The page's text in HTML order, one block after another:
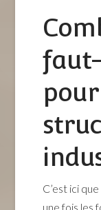
C’est ici
une fois les